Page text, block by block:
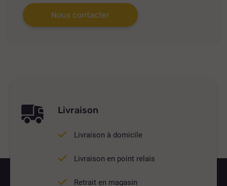
Nous contacter
Livraison
Livraison à domicile
Livraison en point relais
Retrait en magasin